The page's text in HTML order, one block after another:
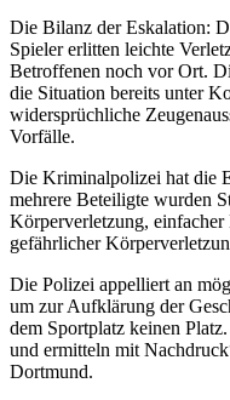
Die Bilanz der Eskalation:
Spieler erlitten leichte
Betroffenen noch vor Ort.
die Situation bereits unter
widersprüchliche
Vorfälle.
Die Kriminalpolizei hat die
mehrere Beteiligte wurden
Körperverletzung,
gefährlicher
Die Polizei appelliert an
um zur Aufklärung der
dem Sportplatz keinen
und ermitteln mit
Dortmund.